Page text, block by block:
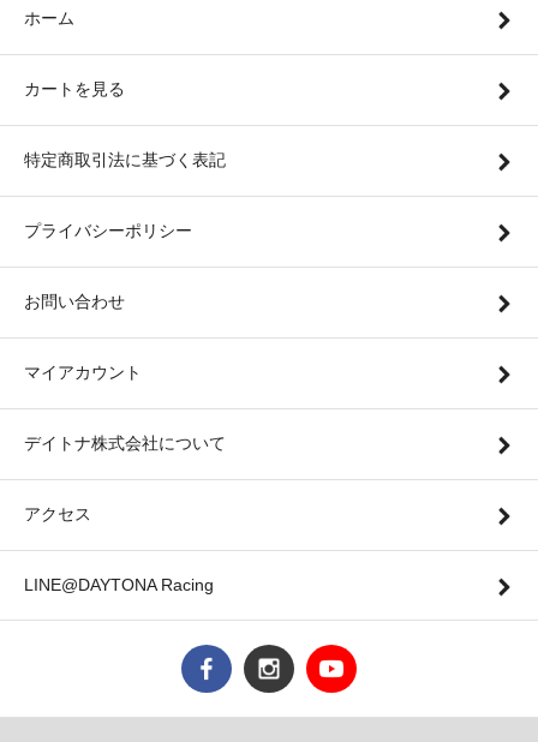
ホーム
カートを見る
特定商取引法に基づく表記
プライバシーポリシー
お問い合わせ
マイアカウント
デイトナ株式会社について
アクセス
LINE@DAYTONA Racing